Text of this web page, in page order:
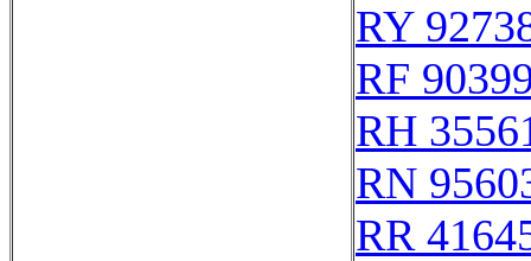
RY
RF
RH
RN
RR